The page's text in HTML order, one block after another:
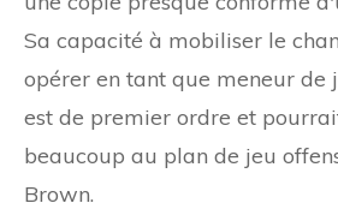
Sa capacité à mobiliser le
opérer en tant que meneur de
est de premier ordre et
beaucoup au plan de jeu
Brown.